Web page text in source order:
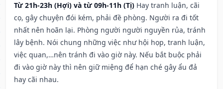
Từ 21h-23h (Hợi) và từ 09h-11h (Tị) Hay tranh luận, cãi
cọ, gây chuyện đói kém, phải đề phòng. Người ra đi tốt
nhất nên hoãn lại. Phòng người người nguyền rủa, tránh
lây bệnh. Nói chung những việc như hội họp, tranh luận,
việc quan,…nên tránh đi vào giờ này. Nếu bắt buộc phải
đi vào giờ này thì nên giữ miệng để hạn ché gây ẩu đả
hay cãi nhau.